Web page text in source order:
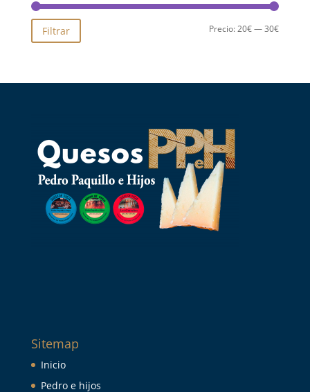
Precio
Precio
Filtrar Precio:20€—30€
Sitemap
Inicio
Pedro e hijos